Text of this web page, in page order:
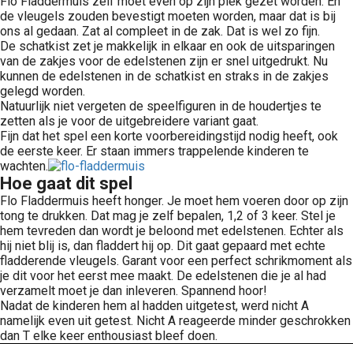
de vleugels zouden bevestigt moeten worden, maar dat is bij
ons al gedaan. Zat al compleet in de zak. Dat is wel zo fijn.
De schatkist zet je makkelijk in elkaar en ook de uitsparingen
van de zakjes voor de edelstenen zijn er snel uitgedrukt. Nu
kunnen de edelstenen in de schatkist en straks in de zakjes
gelegd worden.
Natuurlijk niet vergeten de speelfiguren in de houdertjes te
zetten als je voor de uitgebreidere variant gaat.
Fijn dat het spel een korte voorbereidingstijd nodig heeft, ook
de eerste keer. Er staan immers trappelende kinderen te
wachten.
Hoe gaat dit spel
Flo Fladdermuis heeft honger. Je moet hem voeren door op zijn
tong te drukken. Dat mag je zelf bepalen, 1,2 of 3 keer. Stel je
hem tevreden dan wordt je beloond met edelstenen. Echter als
hij niet blij is, dan fladdert hij op. Dit gaat gepaard met echte
fladderende vleugels. Garant voor een perfect schrikmoment als
je dit voor het eerst mee maakt. De edelstenen die je al had
verzamelt moet je dan inleveren. Spannend hoor!
Nadat de kinderen hem al hadden uitgetest, werd nicht A
namelijk even uit getest. Nicht A reageerde minder geschrokken
dan T elke keer enthousiast bleef doen.